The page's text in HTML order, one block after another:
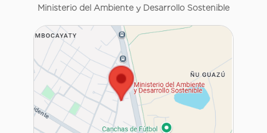
Ministerio del Ambiente y Desarrollo Sostenible